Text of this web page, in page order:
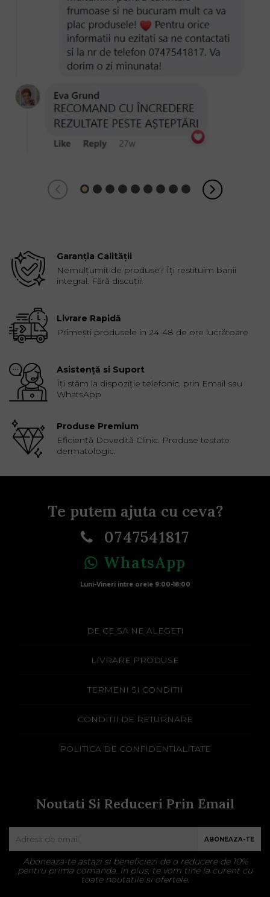
Garanția Calității
Nemulțumit de produse? Îți restituim banii
integral. Fără discuții!
Livrare Rapidă
Primești produsele in 24-48 de ore lucrătoare
Asistență si Suport
Îți stăm la dispoziție telefonic, prin Email sau
WhatsApp
Produse Premium
Eficiență Dovedită Clinic. Produse testate
dermatologic.
Te putem ajuta cu ceva?
0747541817
WhatsApp
Luni-Vineri intre orele 9:00-18:00
DE CE SA NE ALEGETI
LIVRARE PRODUSE
TERMENI SI CONDITII
CONDITII DE RETURNARE
POLITICA DE CONFIDENTIALITATE
Noutati Si Reduceri Prin Email
ABONEAZA-TE
Aboneaza-te astazi si beneficiezi de o reducere de 10%
pentru prima comanda. In plus, te vom tine la curent cu
toate noutatile si ofertele.